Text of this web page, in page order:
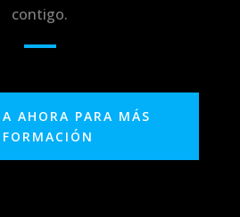
contigo.
AHORA PARA MÁS